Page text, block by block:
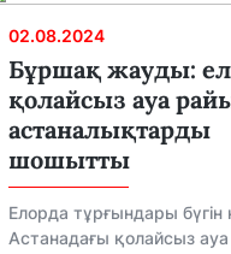
02.08.2024
Бұршақ жауды:
қолайсыз ауа
астаналықтарды
шошытты
Елорда тұрғындары бүгін
Астанадағы қолайсыз